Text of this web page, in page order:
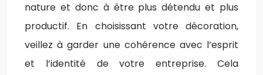
nature et donc à être plus détendu et plus
productif. En choisissant votre décoration,
veillez à garder une cohérence avec l’esprit
et l’identité de votre entreprise. Cela